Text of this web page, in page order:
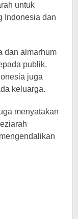
untuk
Indonesia dan
dan almarhum
publik.
juga
keluarga.
menyatakan